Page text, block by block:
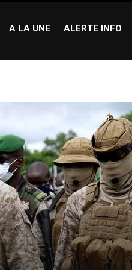
A LA UNE ALERTE INFO